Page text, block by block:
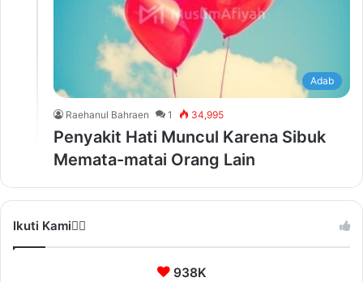
Adab
Raehanul Bahraen 1 34,995
Penyakit Hati Muncul Karena Sibuk
Memata-matai Orang Lain
Ikuti Kami❤️‍🔥
938K